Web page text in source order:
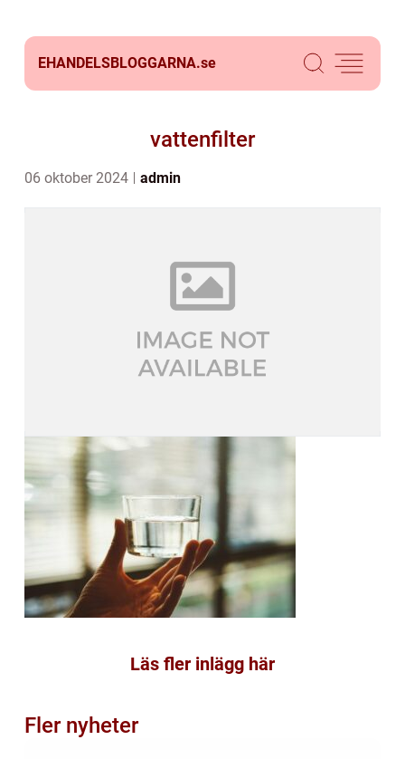
EHANDELSBLOGGARNA.se
vattenfilter
06 oktober 2024 admin
Läs fler inlägg här
Fler nyheter